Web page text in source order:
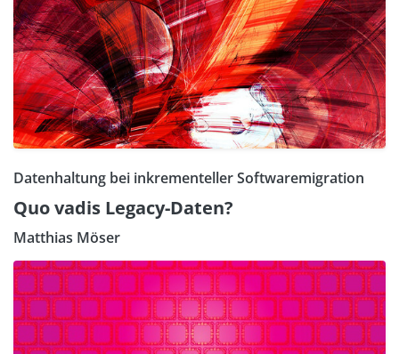
Datenhaltung bei inkrementeller Softwaremigration
Quo vadis Legacy-Daten?
Matthias Möser